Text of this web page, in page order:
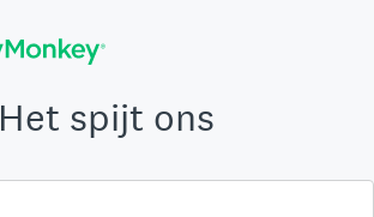
Het spijt ons